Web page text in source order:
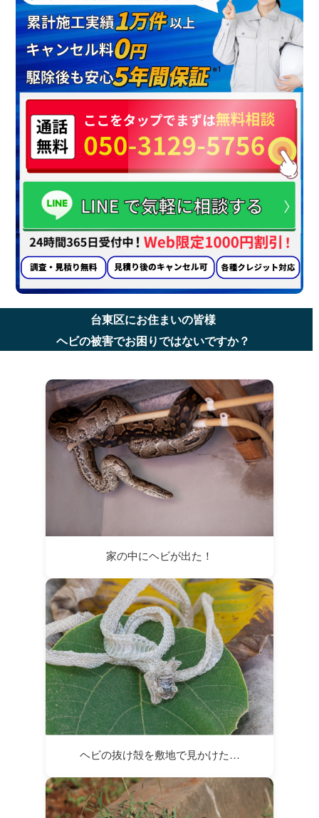
台東区にお住まいの皆様
ヘビの被害でお困りではないですか？
家の中にヘビが出た！
ヘビの抜け殻を敷地で見かけた…